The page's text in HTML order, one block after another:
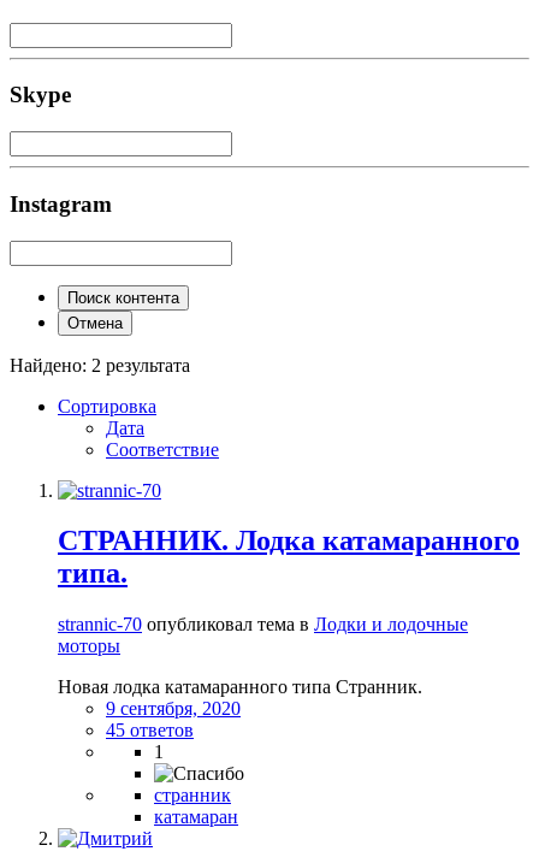
Skype
Instagram
Поиск контента
Отмена
Найдено: 2 результата
Сортировка
Дата
Соответствие
СТРАННИК. Лодка катамаранного
типа.
strannic-70 опубликовал тема в Лодки и лодочные
моторы
Новая лодка катамаранного типа Странник.
9 сентября, 2020
45 ответов
1
странник
катамаран